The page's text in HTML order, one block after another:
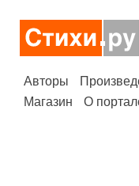
Авторы
Магазин
О